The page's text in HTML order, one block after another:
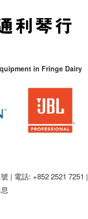
in Fringe Dairy
| 電話: +852 2521 7251